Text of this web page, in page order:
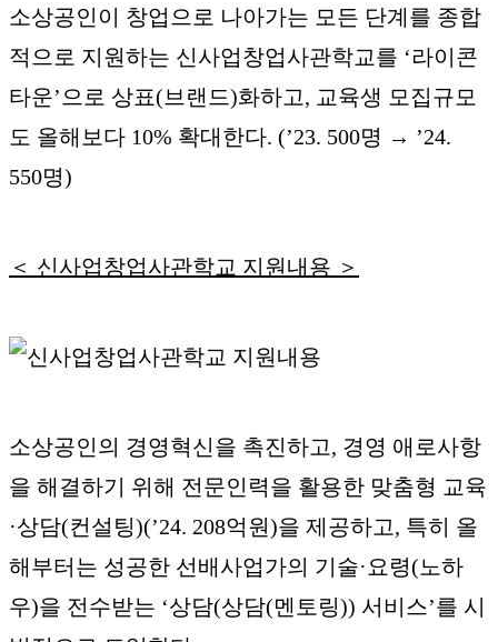
소상공인이 창업으로 나아가는 모든 단계를 종합
적으로 지원하는 신사업창업사관학교를 ‘라이콘
타운’으로 상표(브랜드)화하고, 교육생 모집규모
도 올해보다 10% 확대한다. (’23. 500명 → ’24.
550명)
＜ 신사업창업사관학교 지원내용 ＞
소상공인의 경영혁신을 촉진하고, 경영 애로사항
을 해결하기 위해 전문인력을 활용한 맞춤형 교육
·상담(컨설팅)(’24. 208억원)을 제공하고, 특히 올
해부터는 성공한 선배사업가의 기술·요령(노하
우)을 전수받는 ‘상담(상담(멘토링)) 서비스’를 시